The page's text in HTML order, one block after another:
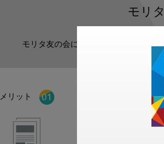
モリ
モリタ友の会に登録いただくと、デン
メリット